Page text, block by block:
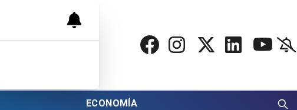
ECONOMÍA